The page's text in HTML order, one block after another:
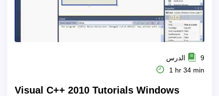
9 الدرس
1 hr 34 min
Visual C++ 2010 Tutorials Windows